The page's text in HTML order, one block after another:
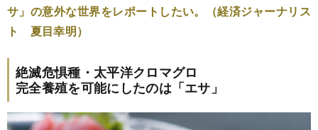
サ」の意外な世界をレポートしたい。（経済ジャーナリス
ト 夏目幸明）
絶滅危惧種・太平洋クロマグロ
完全養殖を可能にしたのは「エサ」